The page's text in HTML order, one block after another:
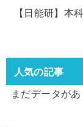
【日能研】本
人気の記事
まだデータがあ